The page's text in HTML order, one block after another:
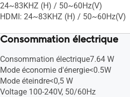
24~83KHZ (H) / 50~60Hz(V)
HDMI: 24~83KHZ (H) / 50~60Hz(V)
Consommation électrique
Consommation électrique7.64 W
Mode économie d'énergie<0.5W
Mode éteindre<0,5 W
Voltage 100-240V, 50/60Hz